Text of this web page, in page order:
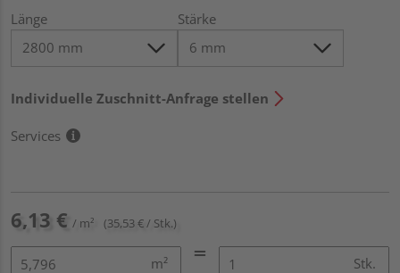
Länge Stärke
Individuelle Zuschnitt-Anfrage stellen
Services
6,13 € / m² (35,53 € / Stk.)
m² Stk.